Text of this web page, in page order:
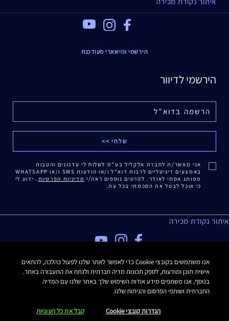
Facebook
הירשמי והישארי מעודכנת
הירשמי לדיוור
אני מאשר/ת לחברת אלקליל בע"מ לשלוח לי עדכונים והטבות
באמצעים דיגיטליים לרבות דוא"ל ו/או הודעות SMS ו/או WHATSAPP
ממותג אסתי לאודר. לפרטים נוספים ראה/י מדיניות הפרטיות . ידוע לי
כי אוכל לבטל את הסכמתי בכל עת.
איתור נקודת מכירה
מדיניות פרטיות
תנאי שימוש
תקנון האתר
הצהרת נגישות
אנו משתמשים בקובצי Cookie כדי לאפשר לאתר שלנו לפעול כהלכה, להתאים
אישית תוכן ומודעות, לספק תכונות מדיה חברתית ולנתח את התעבורה באתר.
בנוסף, אנו משתפים מידע אודות השימוש שלך באתר שלנו עם המדיה
החברתית ושותפי הפרסום והניתוח שלנו.
הגדרות קובצי Cookie קבל את כל העוגיות